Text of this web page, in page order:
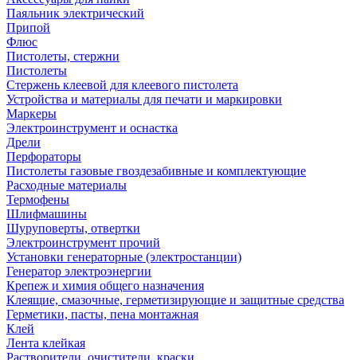
Паяльник электрический
Припой
Флюс
Пистолеты, стержни
Пистолеты
Стержень клеевой для клеевого пистолета
Устройства и материалы для печати и маркировки
Маркеры
Электроинструмент и оснастка
Дрели
Перфораторы
Пистолеты газовые гвоздезабивные и комплектующие
Расходные материалы
Термофены
Шлифмашины
Шуруповерты, отвертки
Электроинструмент прочий
Установки генераторные (электростанции)
Генератор электроэнергии
Крепеж и химия общего назначения
Клеящие, смазочные, герметизирующие и защитные средства
Герметики, пасты, пена монтажная
Клей
Лента клейкая
Растворители, очистители, краски